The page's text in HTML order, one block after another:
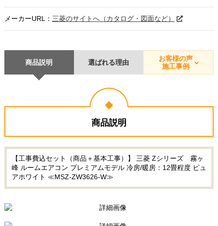
メーカーURL： 三菱のサイトへ（カタログ・図面など）
商品説明 選ばれる理由
お客様の声
施工事例
商品説明
【工事費込セット（商品＋基本工事）】 三菱 Zシリーズ 霧ヶ
峰 ルームエアコン プレミアムモデル 冷房/暖房：12畳程度 ピュ
アホワイト ≪MSZ-ZW3626-W≫